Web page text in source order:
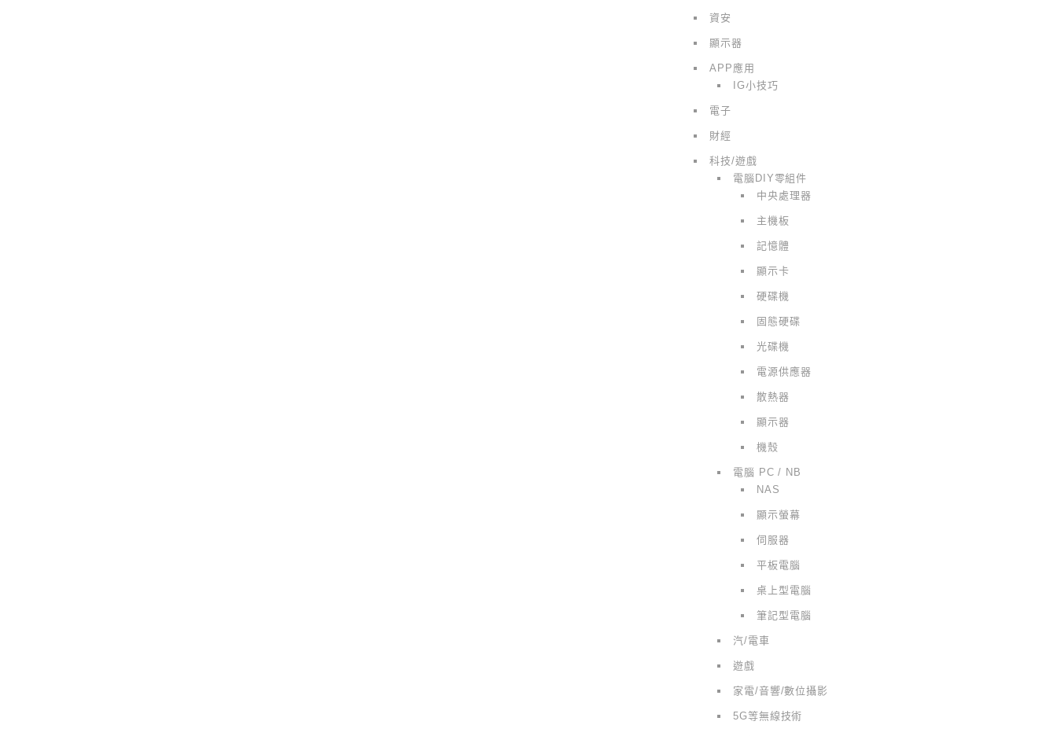
資安
顯示器
APP應用
IG小技巧
電子
財經
科技/遊戲
電腦DIY零組件
中央處理器
主機板
記憶體
顯示卡
硬碟機
固態硬碟
光碟機
電源供應器
散熱器
顯示器
機殼
電腦 PC / NB
NAS
顯示螢幕
伺服器
平板電腦
桌上型電腦
筆記型電腦
汽/電車
遊戲
家電/音響/數位攝影
5G等無線技術